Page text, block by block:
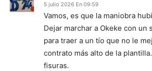
5 julio 2026 En 09:59
Vamos, es que la maniobra
Dejar marchar a Okeke con un
para traer a un tío que no le
contrato más alto de la
fisuras.